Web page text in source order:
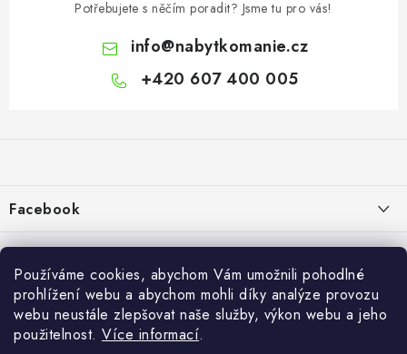
Používáme cookies, abychom Vám umožnili pohodlné
prohlížení webu a abychom mohli díky analýze provozu
webu neustále zlepšovat naše služby, výkon webu a jeho
použitelnost. Více informací.
Potřebujete s něčím poradit? Jsme tu pro vás!
info@nabytkomanie.cz
+420 607 400 005
a
t
í
Facebook
Vše o nákupu
Info